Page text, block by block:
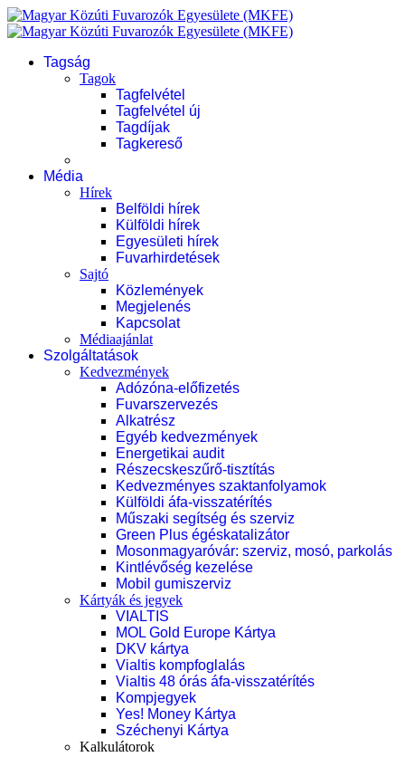
Tagság
Tagok
Tagfelvétel
Tagfelvétel új
Tagdíjak
Tagkereső
Média
Hírek
Belföldi hírek
Külföldi hírek
Egyesületi hírek
Fuvarhirdetések
Sajtó
Közlemények
Megjelenés
Kapcsolat
Médiaajánlat
Szolgáltatások
Kedvezmények
Adózóna-előfizetés
Fuvarszervezés
Alkatrész
Egyéb kedvezmények
Energetikai audit
Részecskeszűrő-tisztítás
Kedvezményes szaktanfolyamok
Külföldi áfa-visszatérítés
Műszaki segítség és szerviz
Green Plus égéskatalizátor
Mosonmagyaróvár: szerviz, mosó, parkolás
Kintlévőség kezelése
Mobil gumiszerviz
Kártyák és jegyek
VIALTIS
MOL Gold Europe Kártya
DKV kártya
Vialtis kompfoglalás
Vialtis 48 órás áfa-visszatérítés
Kompjegyek
Yes! Money Kártya
Széchenyi Kártya
Kalkulátorok